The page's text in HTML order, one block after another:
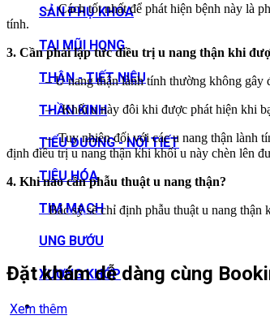
SẢN PHỤ KHOA
TAI MŨI HỌNG
THẬN - TIẾT NIỆU
THẦN KINH
TIỂU ĐƯỜNG - NỘI TIẾT
TIÊU HÓA
TIM MẠCH
UNG BƯỚU
XƯƠNG KHỚP
– Cách tốt nhất để phát hiện bệnh này là
tính.
3. Cần phải lập tức điều trị u nang thận khi
– U nang thận lành tính thường không gây
– Khối u này đôi khi được phát hiện khi bạn
– Tuy nhiên đối với các u nang thận lành tính
định điều trị u nang thận khi khối u này chèn lên
4. Khi nào cần phẫu thuật u nang thận?
Bác sỹ sẽ chỉ định phẫu thuật u nang thận khi
Đặt khám dễ dàng cùng
Xem thêm